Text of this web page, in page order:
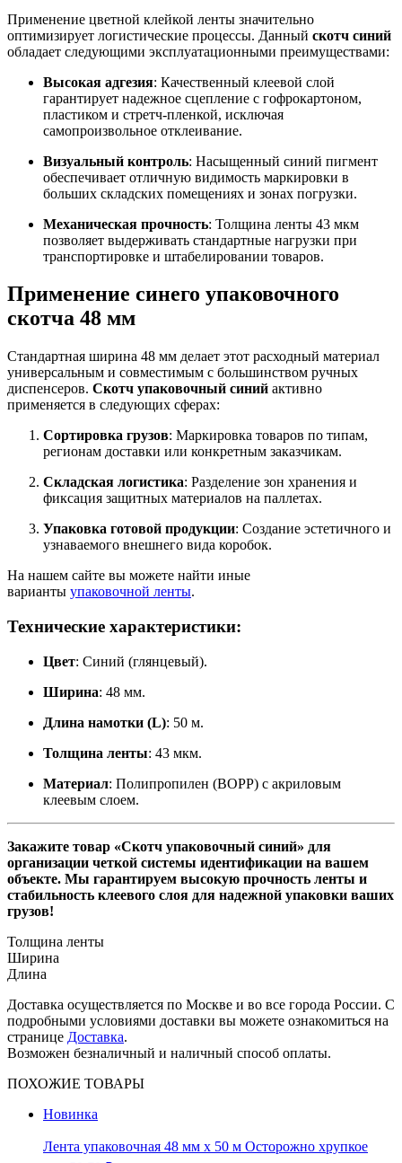
Применение цветной клейкой ленты значительно
оптимизирует логистические процессы. Данный скотч синий
обладает следующими эксплуатационными преимуществами:
Высокая адгезия: Качественный клеевой слой
гарантирует надежное сцепление с гофрокартоном,
пластиком и стретч-пленкой, исключая
самопроизвольное отклеивание.
Визуальный контроль: Насыщенный синий пигмент
обеспечивает отличную видимость маркировки в
больших складских помещениях и зонах погрузки.
Механическая прочность: Толщина ленты 43 мкм
позволяет выдерживать стандартные нагрузки при
транспортировке и штабелировании товаров.
Применение синего упаковочного
скотча 48 мм
Стандартная ширина 48 мм делает этот расходный материал
универсальным и совместимым с большинством ручных
диспенсеров. Скотч упаковочный синий активно
применяется в следующих сферах:
Сортировка грузов: Маркировка товаров по типам,
регионам доставки или конкретным заказчикам.
Складская логистика: Разделение зон хранения и
фиксация защитных материалов на паллетах.
Упаковка готовой продукции: Создание эстетичного и
узнаваемого внешнего вида коробок.
На нашем сайте вы можете найти иные
варианты упаковочной ленты.
Технические характеристики:
Цвет: Синий (глянцевый).
Ширина: 48 мм.
Длина намотки (L): 50 м.
Толщина ленты: 43 мкм.
Материал: Полипропилен (BOPP) с акриловым
клеевым слоем.
Закажите товар «Скотч упаковочный синий» для
организации четкой системы идентификации на вашем
объекте. Мы гарантируем высокую прочность ленты и
стабильность клеевого слоя для надежной упаковки ваших
грузов!
Толщина ленты
Ширина
Длина
Доставка осуществляется по Москве и во все города России. С
подробными условиями доставки вы можете ознакомиться на
странице Доставка.
Возможен безналичный и наличный способ оплаты.
ПОХОЖИЕ ТОВАРЫ
Новинка
Лента упаковочная 48 мм х 50 м Осторожно хрупкое